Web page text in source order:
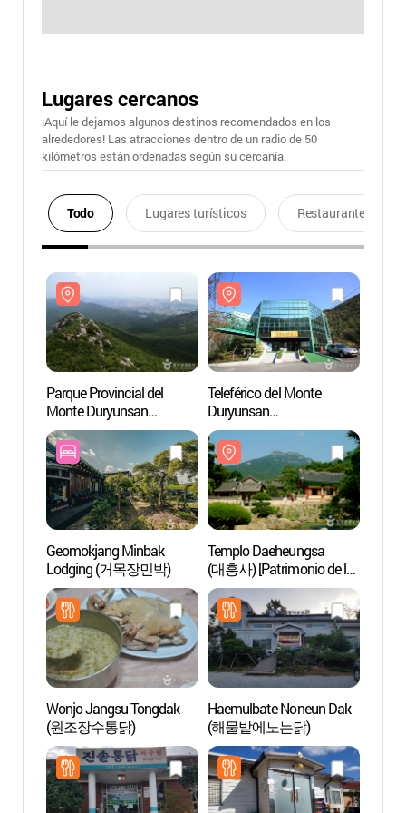
Lugares cercanos
¡Aquí le dejamos algunos destinos recomendados en los
alrededores! Las atracciones dentro de un radio de 50
kilómetros están ordenadas según su cercanía.
Todo Lugares turísticos Restaurantes
Parque Provincial del
Monte Duryunsan
(두륜산도립공원)
Teleférico del Monte
Duryunsan
(두륜산케이블카)
Geomokjang Minbak
Lodging (거목장민박)
Templo Daeheungsa
(대흥사) [Patrimonio de la
Humanidad de la Unesco]
Wonjo Jangsu Tongdak
(원조장수통닭)
Haemulbate Noneun Dak
(해물밭에노는닭)